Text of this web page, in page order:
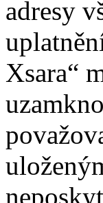
adresy
Xsara“